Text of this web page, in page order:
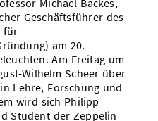
Michael Backes,
Geschäftsführer des
für
am 20.
Am Freitag um
Wilhelm Scheer über
Lehre, Forschung und
wird sich Philipp
Student der Zeppelin